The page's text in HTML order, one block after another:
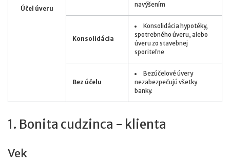
Účel úveru
navýšením
Konsolidácia
Konsolidácia hypotéky,
spotrebného úveru, alebo
úveru zo stavebnej
sporiteľne
Bez účelu
Bezúčelové úvery
nezabezpečujú všetky
banky.
1. Bonita cudzinca - klienta
Vek